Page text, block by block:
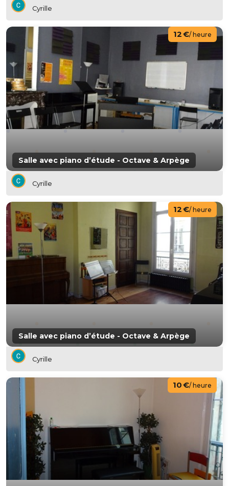
Cyrille
Salle avec piano d’étude - Octave & Arpège
12 €/ heure
Cyrille
Salle avec piano d’étude - Octave & Arpège
12 €/ heure
Cyrille
10 €/ heure